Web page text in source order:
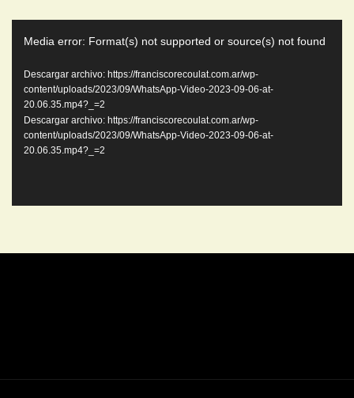
video
Media error: Format(s) not supported or source(s) not found
Descargar archivo: https://franciscorecoulat.com.ar/wp-
content/uploads/2023/09/WhatsApp-Video-2023-09-06-at-
20.06.35.mp4?_=2
Descargar archivo: https://franciscorecoulat.com.ar/wp-
content/uploads/2023/09/WhatsApp-Video-2023-09-06-at-
20.06.35.mp4?_=2